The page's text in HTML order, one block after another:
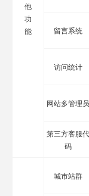
他
功
能
留言系统
访问统计
网站多管理员
第三方客服代
码
城市站群